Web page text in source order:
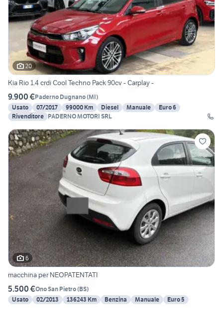
20
Kia Rio 1.4 crdi Cool Techno Pack 90cv - Carplay -
9.900 €Paderno Dugnano(MI)
Usato
07/2017 99000 Km Diesel Manuale
Euro 6
Rivenditore PADERNO MOTORI SRL
6
macchina per NEOPATENTATI
5.500 €Ono San Pietro(BS)
Usato
02/2013 136243 Km Benzina Manuale Euro 5